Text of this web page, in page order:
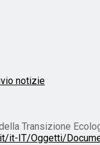
notizie
Transizione
it-IT/Oggetti/